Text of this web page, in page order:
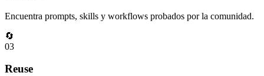
Encuentra prompts, skills y workflows probados por la comunidad.
🔄
03
Reuse